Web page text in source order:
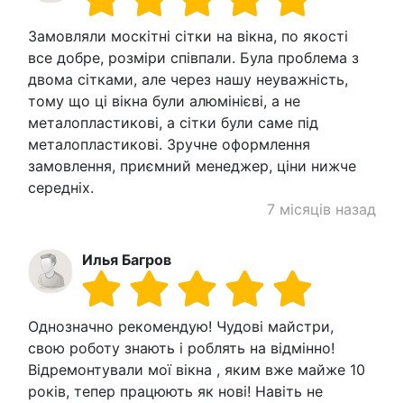
Замовляли москітні сітки на вікна, по якості
все добре, розміри співпали. Була проблема з
двома сітками, але через нашу неуважність,
тому що ці вікна були алюмінієві, а не
металопластикові, а сітки були саме під
металопластикові. Зручне оформлення
замовлення, приємний менеджер, ціни нижче
середніх.
7 місяців назад
Илья Багров
Однозначно рекомендую! Чудові майстри,
свою роботу знають і роблять на відмінно!
Відремонтували мої вікна , яким вже майже 10
років, тепер працюють як нові! Навіть не